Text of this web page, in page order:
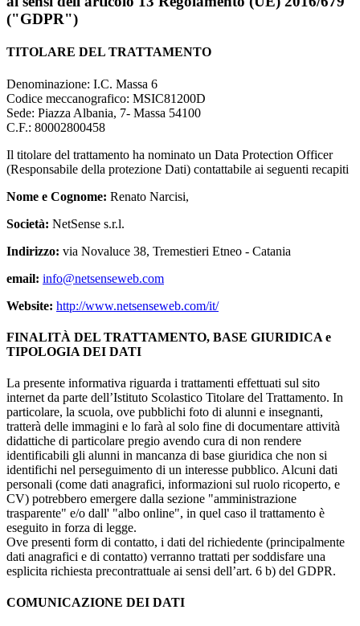
("GDPR")
TITOLARE DEL TRATTAMENTO
Denominazione: I.C. Massa 6
Codice meccanografico: MSIC81200D
Sede: Piazza Albania, 7- Massa 54100
C.F.: 80002800458
Il titolare del trattamento ha nominato un Data Protection Officer
(Responsabile della protezione Dati) contattabile ai seguenti recapiti
Nome e Cognome: Renato Narcisi,
Società: NetSense s.r.l.
Indirizzo: via Novaluce 38, Tremestieri Etneo - Catania
email: info@netsenseweb.com
Website: http://www.netsenseweb.com/it/
FINALITÀ DEL TRATTAMENTO, BASE GIURIDICA e
TIPOLOGIA DEI DATI
La presente informativa riguarda i trattamenti effettuati sul sito
internet da parte dell’Istituto Scolastico Titolare del Trattamento. In
particolare, la scuola, ove pubblichi foto di alunni e insegnanti,
tratterà delle immagini e lo farà al solo fine di documentare attività
didattiche di particolare pregio avendo cura di non rendere
identificabili gli alunni in mancanza di base giuridica che non si
identifichi nel perseguimento di un interesse pubblico. Alcuni dati
personali (come dati anagrafici, informazioni sul ruolo ricoperto, e
CV) potrebbero emergere dalla sezione "amministrazione
trasparente" e/o dall' "albo online", in quel caso il trattamento è
eseguito in forza di legge.
Ove presenti form di contatto, i dati del richiedente (principalmente
dati anagrafici e di contatto) verranno trattati per soddisfare una
esplicita richiesta precontrattuale ai sensi dell’art. 6 b) del GDPR.
COMUNICAZIONE DEI DATI